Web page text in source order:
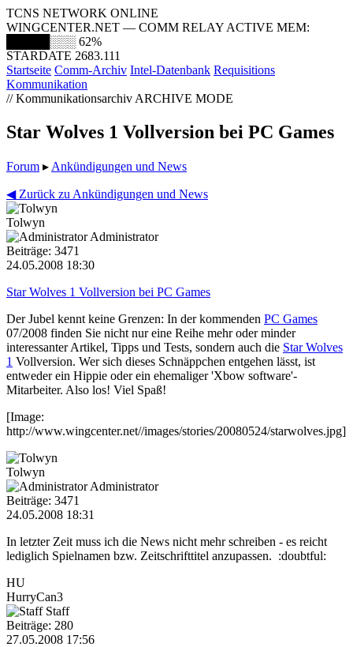
TCNS NETWORK ONLINE
WINGCENTER.NET — COMM RELAY ACTIVE MEM:
█████░░░ 62%
STARDATE 2683.111
Startseite Comm-Archiv Intel-Datenbank Requisitions
Kommunikation
// Kommunikationsarchiv ARCHIVE MODE
Star Wolves 1 Vollversion bei PC Games
Forum ▸ Ankündigungen und News
◀ Zurück zu Ankündigungen und News
Tolwyn
Administrator
Beiträge: 3471
24.05.2008 18:30
Star Wolves 1 Vollversion bei PC Games
Der Jubel kennt keine Grenzen: In der kommenden PC Games
07/2008 finden Sie nicht nur eine Reihe mehr oder minder
interessanter Artikel, Tipps und Tests, sondern auch die Star Wolves
1 Vollversion. Wer sich dieses Schnäppchen entgehen lässt, ist
entweder ein Hippie oder ein ehemaliger 'Xbow software'-
Mitarbeiter. Also los! Viel Spaß!
[Image:
http://www.wingcenter.net//images/stories/20080524/starwolves.jpg]
Tolwyn
Administrator
Beiträge: 3471
24.05.2008 18:31
In letzter Zeit muss ich die News nicht mehr schreiben - es reicht
lediglich Spielnamen bzw. Zeitschrifttitel anzupassen. :doubtful:
HU
HurryCan3
Staff
Beiträge: 280
27.05.2008 17:56